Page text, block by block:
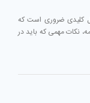
کلیدی ضروری است که
نکات مهمی که باید در